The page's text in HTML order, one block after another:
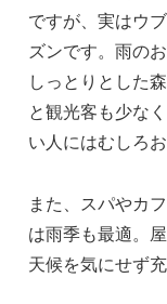
ですが、実はウ
ズンです。雨の
しっとりとした
と観光客も少な
い人にはむしろ
また、スパやカ
は雨季も最適。
天候を気にせず